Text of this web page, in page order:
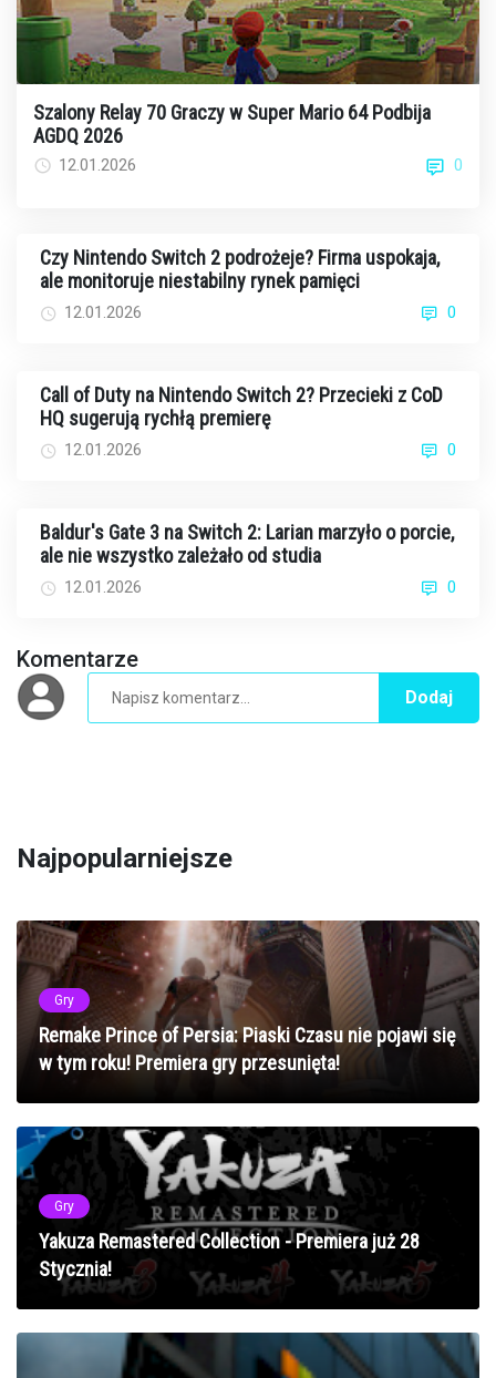
Szalony Relay 70 Graczy w Super Mario 64 Podbija
AGDQ 2026
12.01.2026 0
Czy Nintendo Switch 2 podrożeje? Firma uspokaja,
ale monitoruje niestabilny rynek pamięci
12.01.2026 0
Call of Duty na Nintendo Switch 2? Przecieki z CoD
HQ sugerują rychłą premierę
12.01.2026 0
Baldur's Gate 3 na Switch 2: Larian marzyło o porcie,
ale nie wszystko zależało od studia
12.01.2026 0
Komentarze
Dodaj
Najpopularniejsze
Gry
Remake Prince of Persia: Piaski Czasu nie pojawi się
w tym roku! Premiera gry przesunięta!
Gry
Yakuza Remastered Collection - Premiera już 28
Stycznia!